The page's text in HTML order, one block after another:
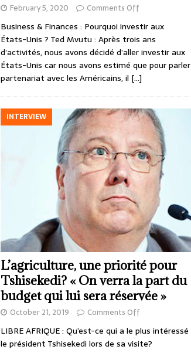
February 5, 2020 Comments Off
Business & Finances : Pourquoi investir aux
États-Unis ? Ted Mvutu : Après trois ans
d’activités, nous avons décidé d’aller investir aux
États-Unis car nous avons estimé que pour parler
partenariat avec les Américains, il […]
INTERVIEW
L’agriculture, une priorité pour
Tshisekedi? « On verra la part du
budget qui lui sera réservée »
October 21, 2019 Comments Off
LIBRE AFRIQUE : Qu’est-ce qui a le plus intéressé
le président Tshisekedi lors de sa visite?